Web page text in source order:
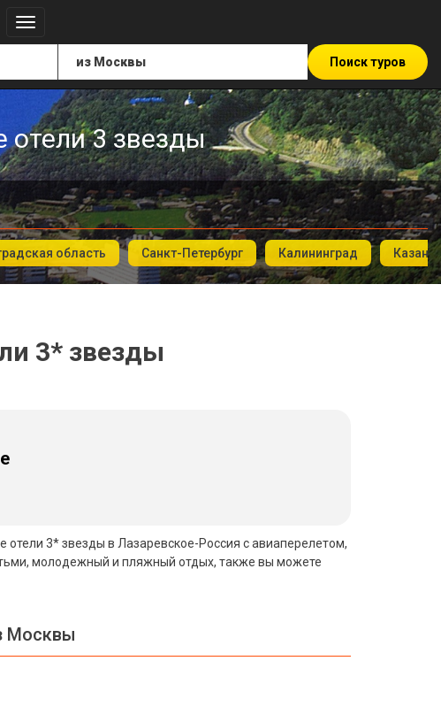
Поиск туров
отели 3 звезды
область Санкт-Петербург Калининград Казань
3* звезды
отели 3* звезды в Лазаревское-Россия с авиаперелетом,
молодежный и пляжный отдых, также вы можете
Москвы